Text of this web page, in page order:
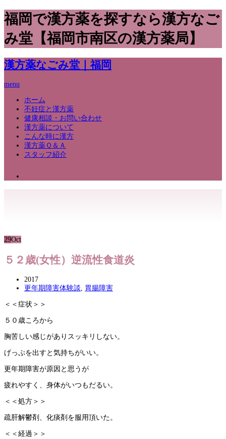
福岡で漢方薬を探すなら漢方なご
み堂【福岡市南区の漢方薬局】
漢方薬なごみ堂｜福岡
menu
ホーム
不妊症と漢方薬
健康相談・お問い合わせ
漢方薬について
こんな時に漢方
漢方薬Ｑ＆Ａ
スタッフ紹介
29Oct
５２歳(女性）逆流性食道炎
2017
更年期障害体験談, 胃腸障害
＜＜症状＞＞
５０歳ころから
胸苦しい感じがありスッキリしない。
げっぷを出すと気持ちがいい。
更年期障害が原因と思うが
疲れやすく、身体がいつもだるい。
＜＜処方＞＞
疏肝解鬱剤、化痰剤を服用頂いた。
＜＜経過＞＞